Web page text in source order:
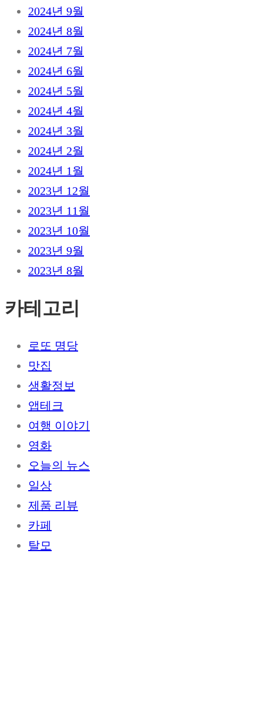
2024년 9월
2024년 8월
2024년 7월
2024년 6월
2024년 5월
2024년 4월
2024년 3월
2024년 2월
2024년 1월
2023년 12월
2023년 11월
2023년 10월
2023년 9월
2023년 8월
카테고리
로또 명당
맛집
생활정보
앱테크
여행 이야기
영화
오늘의 뉴스
일상
제품 리뷰
카페
탈모